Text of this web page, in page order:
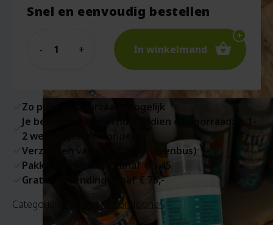
Snel en eenvoudig bestellen
In winkelmand
Zo puur en duurzaam mogelijk
Je bestelling snel in huis (indien op voorraad: in 1-
2 werkdagen verzonden)
Verzenden vanaf € 4,45 (brievenbus)
Pakket verzending vanaf € 5,45
Gratis verzending vanaf € 75,-
Categorie:
Shampoo & conditioner